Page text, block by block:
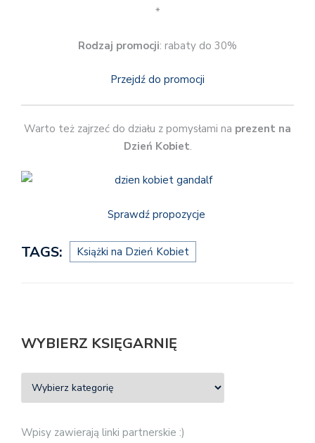
*
Rodzaj promocji: rabaty do 30%
Przejdź do promocji
Warto też zajrzeć do działu z pomysłami na prezent na
Dzień Kobiet.
Sprawdź propozycje
TAGS: Książki na Dzień Kobiet
WYBIERZ KSIĘGARNIĘ
Wpisy zawierają linki partnerskie :)